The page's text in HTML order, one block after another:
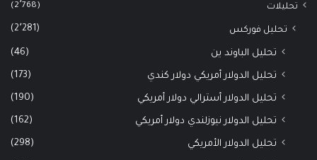
تحليلات (2٬768)
تحليل فوركس (2٬281)
تحليل الباوند ين (46)
تحليل الدولار أمريكي دولار كندي (173)
تحليل الدولار أسترالي دولار أمريكي (190)
تحليل الدولار نيوزلندي دولار أمريكي (162)
تحليل الدولار الأمريكي (298)